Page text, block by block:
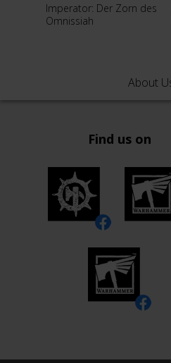
Imperator: Der Zorn des
Omnissiah
About
Find us on